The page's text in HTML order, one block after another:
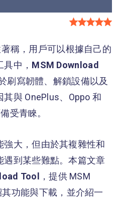
稱，用戶可以根據自己的
中， MSM Download
刷寫韌體、解鎖設備以及
與 OnePlus、Oppo 和
受青睞。
大，但由於其複雜性和
到某些難點。本篇文章
Tool
，提供 MSM
功能與下載，並介紹一